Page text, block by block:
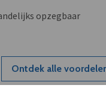
opzegbaar
Ontdek alle